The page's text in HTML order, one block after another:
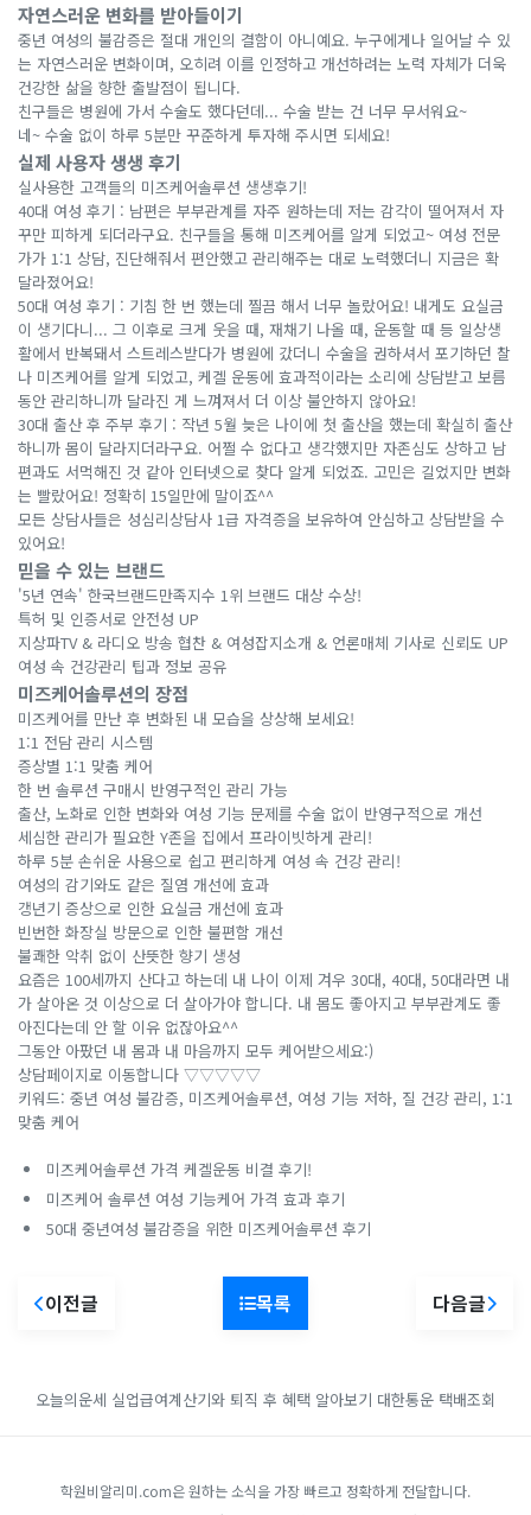
자연스러운 변화를 받아들이기
중년 여성의 불감증은 절대 개인의 결함이 아니예요. 누구에게나 일어날 수 있
는 자연스러운 변화이며, 오히려 이를 인정하고 개선하려는 노력 자체가 더욱
건강한 삶을 향한 출발점이 됩니다.
친구들은 병원에 가서 수술도 했다던데... 수술 받는 건 너무 무서워요~
네~ 수술 없이 하루 5분만 꾸준하게 투자해 주시면 되세요!
실제 사용자 생생 후기
실사용한 고객들의 미즈케어솔루션 생생후기!
40대 여성 후기 : 남편은 부부관계를 자주 원하는데 저는 감각이 떨어져서 자
꾸만 피하게 되더라구요. 친구들을 통해 미즈케어를 알게 되었고~ 여성 전문
가가 1:1 상담, 진단해줘서 편안했고 관리해주는 대로 노력했더니 지금은 확
달라졌어요!
50대 여성 후기 : 기침 한 번 했는데 찔끔 해서 너무 놀랐어요! 내게도 요실금
이 생기다니... 그 이후로 크게 웃을 때, 재채기 나올 때, 운동할 때 등 일상생
활에서 반복돼서 스트레스받다가 병원에 갔더니 수술을 권하셔서 포기하던 찰
나 미즈케어를 알게 되었고, 케겔 운동에 효과적이라는 소리에 상담받고 보름
동안 관리하니까 달라진 게 느껴져서 더 이상 불안하지 않아요!
30대 출산 후 주부 후기 : 작년 5월 늦은 나이에 첫 출산을 했는데 확실히 출산
하니까 몸이 달라지더라구요. 어쩔 수 없다고 생각했지만 자존심도 상하고 남
편과도 서먹해진 것 같아 인터넷으로 찾다 알게 되었죠. 고민은 길었지만 변화
는 빨랐어요! 정확히 15일만에 말이죠^^
모든 상담사들은 성심리상담사 1급 자격증을 보유하여 안심하고 상담받을 수
있어요!
믿을 수 있는 브랜드
'5년 연속' 한국브랜드만족지수 1위 브랜드 대상 수상!
특허 및 인증서로 안전성 UP
지상파TV & 라디오 방송 협찬 & 여성잡지소개 & 언론매체 기사로 신뢰도 UP
여성 속 건강관리 팁과 정보 공유
미즈케어솔루션의 장점
미즈케어를 만난 후 변화된 내 모습을 상상해 보세요!
1:1 전담 관리 시스템
증상별 1:1 맞춤 케어
한 번 솔루션 구매시 반영구적인 관리 가능
출산, 노화로 인한 변화와 여성 기능 문제를 수술 없이 반영구적으로 개선
세심한 관리가 필요한 Y존을 집에서 프라이빗하게 관리!
하루 5분 손쉬운 사용으로 쉽고 편리하게 여성 속 건강 관리!
여성의 감기와도 같은 질염 개선에 효과
갱년기 증상으로 인한 요실금 개선에 효과
빈번한 화장실 방문으로 인한 불편함 개선
불쾌한 악취 없이 산뜻한 향기 생성
요즘은 100세까지 산다고 하는데 내 나이 이제 겨우 30대, 40대, 50대라면 내
가 살아온 것 이상으로 더 살아가야 합니다. 내 몸도 좋아지고 부부관계도 좋
아진다는데 안 할 이유 없잖아요^^
그동안 아팠던 내 몸과 내 마음까지 모두 케어받으세요:)
상담페이지로 이동합니다 ▽▽▽▽▽
키워드: 중년 여성 불감증, 미즈케어솔루션, 여성 기능 저하, 질 건강 관리, 1:1
맞춤 케어
미즈케어솔루션 가격 케겔운동 비결 후기!
미즈케어 솔루션 여성 기능케어 가격 효과 후기
50대 중년여성 불감증을 위한 미즈케어솔루션 후기
이전글 목록 다음글
오늘의운세 실업급여계산기와 퇴직 후 혜택 알아보기 대한통운 택배조회
학원비알리미.com은 원하는 소식을 가장 빠르고 정확하게 전달합니다.